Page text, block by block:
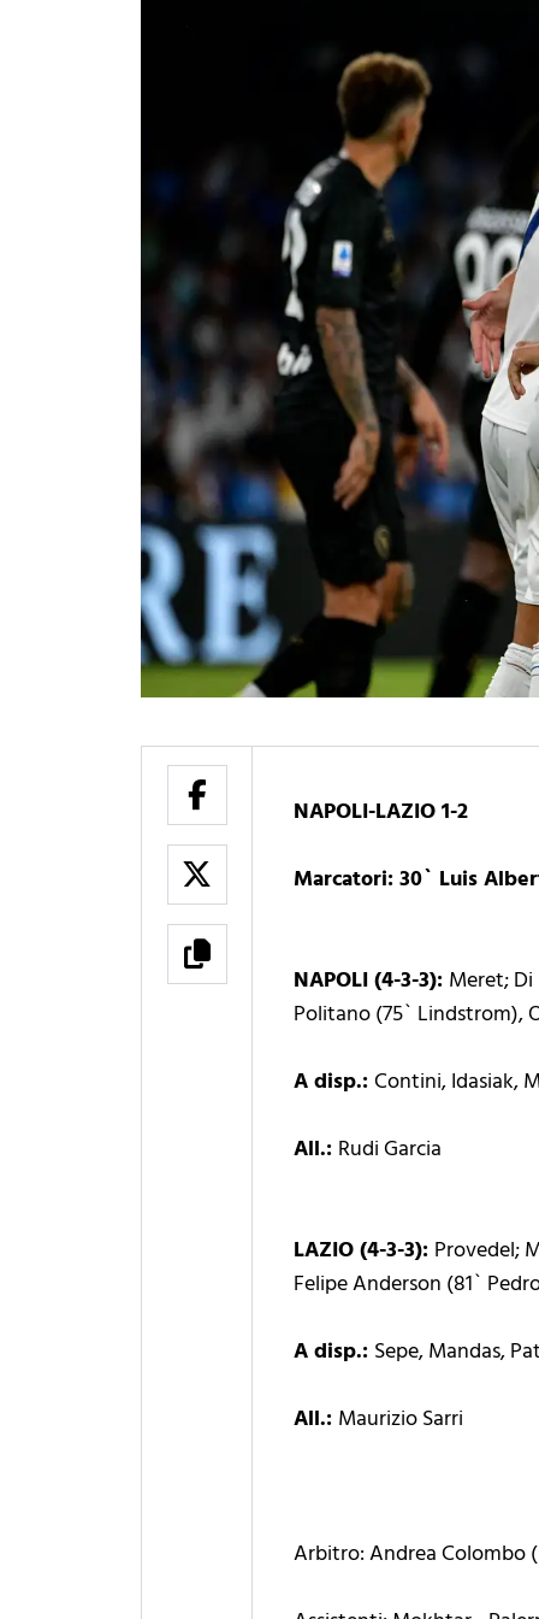
NAPOLI-LAZIO 1-2
Marcatori: 30` Luis
NAPOLI (4-3-3): Meret;
Politano (75` Lindstrom),
A disp.:Contini, Idasiak,
All.: Rudi Garcia
LAZIO (4-3-3): Provedel;
Felipe Anderson (81`
A disp.: Sepe, Mandas,
All.: Maurizio Sarri
Arbitro: Andrea Colombo